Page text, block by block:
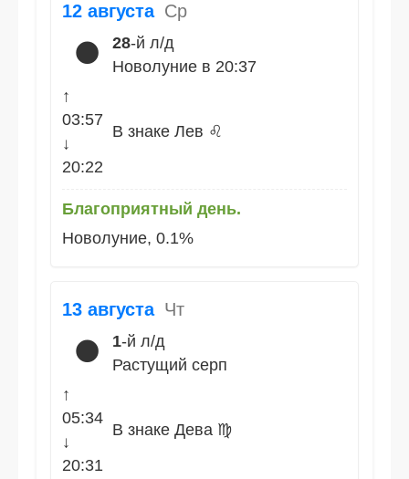
12 августа Ср
🌑 28-й л/д
Новолуние в 20:37
↑
03:57
↓
20:22
В знаке Лев ♌
Благоприятный день.
Новолуние, 0.1%
13 августа Чт
🌑 1-й л/д
Растущий серп
↑
05:34
↓
20:31
В знаке Дева ♍